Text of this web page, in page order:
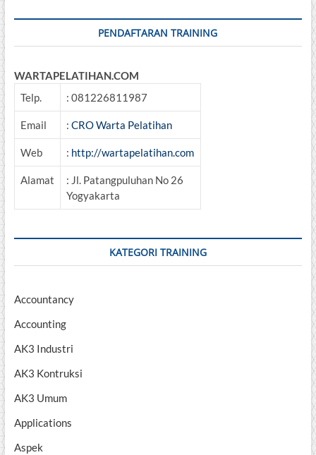
PENDAFTARAN TRAINING
WARTAPELATIHAN.COM
Telp.
: 081226811987
Email : CRO Warta Pelatihan
Web : http://wartapelatihan.com
Alamat
: Jl. Patangpuluhan No 26
Yogyakarta
KATEGORI TRAINING
Accountancy
Accounting
AK3 Industri
AK3 Kontruksi
AK3 Umum
Applications
Aspek